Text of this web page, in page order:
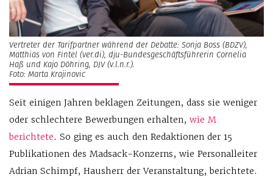
Vertreter der Tarifpartner während der Debatte: Sonja Boss (BDZV),
Matthias von Fintel (ver.di), dju-Bundesgeschäftsführerin Cornelia
Haß und Kajo Döhring, DJV (v.l.n.r.).
Foto: Marta Krajinovic
Seit einigen Jahren beklagen Zeitungen, dass sie weniger
oder schlechtere Bewerbungen erhalten, wie M
berichtete. So ging es auch den Redaktionen der 15
Publikationen des Madsack-Konzerns, wie Personalleiter
Adrian Schimpf, Hausherr der Veranstaltung, berichtete.